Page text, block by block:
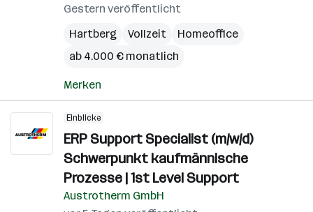
Gestern veröffentlicht
Hartberg
Vollzeit
Homeoffice
ab 4.000 € monatlich
Merken
Einblicke
ERP Support Specialist (m/w/d)
Schwerpunkt kaufmännische
Prozesse | 1st Level Support
Austrotherm GmbH